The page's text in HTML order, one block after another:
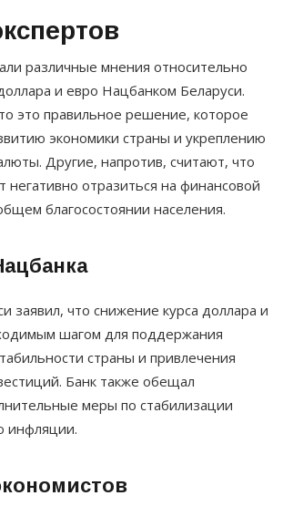
различные мнения относительно
и евро Нацбанком Беларуси.
это правильное решение, которое
экономики страны и укреплению
Другие, напротив, считают, что
негативно отразиться на финансовой
благосостоянии населения.
заявил, что снижение курса доллара и
шагом для поддержания
страны и привлечения
Банк также обещал
меры по стабилизации
инфляции.